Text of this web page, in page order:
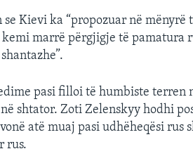
Kievi ka “propozuar në mënyrë
marrë përgjigje të pamatura
pasi filloi të humbiste terren
shtator. Zoti Zelenskyy hodhi
atë muaj pasi udhëheqësi rus
rus.